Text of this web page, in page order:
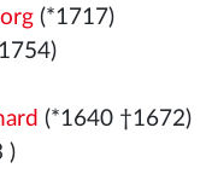
(*1717)
(*1640 †1672)
)